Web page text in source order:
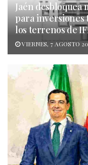
Jaén desbloquea
para inversiones
los terrenos de
VIERNES, 7 AGOSTO